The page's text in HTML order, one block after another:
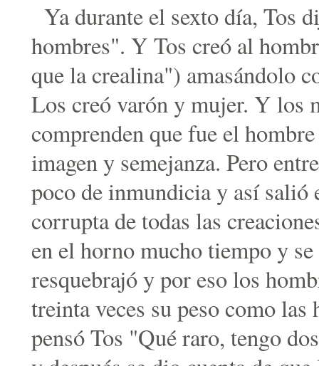
Ya durante el sexto día, Tos
hombres". Y Tos creó al
que la crealina") amasándolo
Los creó varón y mujer. Y los
comprenden que fue el
imagen y semejanza. Pero
poco de inmundicia y así salió
corrupta de todas las
en el horno mucho tiempo y
resquebrajó y por eso los
treinta veces su peso como
pensó Tos "Qué raro, tengo